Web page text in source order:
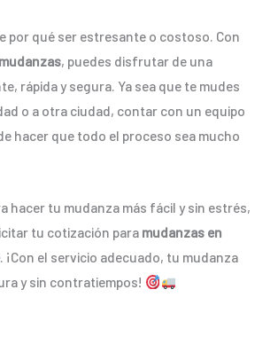
por qué ser estresante o costoso. Con
, puedes disfrutar de una
rápida y segura. Ya sea que te mudes
o a otra ciudad, contar con un equipo
hacer que todo el proceso sea mucho
hacer tu mudanza más fácil y sin estrés,
tu cotización para mudanzas en
. ¡Con el servicio adecuado, tu mudanza
y sin contratiempos!